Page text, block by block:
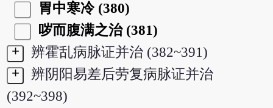
胃中寒冷 (380)
哕而腹满之治 (381)
+
辨霍乱病脉证并治 (382~391)
+
辨阴阳易差后劳复病脉证并治
(392~398)